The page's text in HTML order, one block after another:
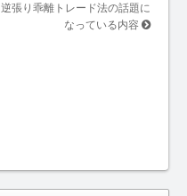
逆張り乖離トレード法の話題に
なっている内容